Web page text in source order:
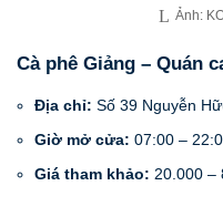
Ảnh:
Cà phê Giảng – Quán
Địa chỉ: Số 39 Nguyễn
Giờ mở cửa: 07:00 –
Giá tham khảo: 20.000 –